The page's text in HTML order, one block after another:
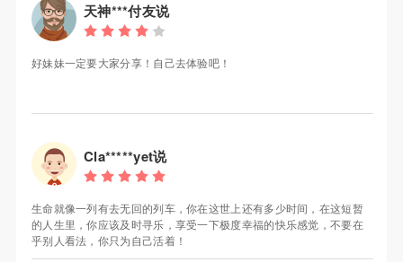
天神***付友说
好妹妹一定要大家分享！自己去体验吧！
Cla*****yet说
生命就像一列有去无回的列车，你在这世上还有多少时间，在这短暂
的人生里，你应该及时寻乐，享受一下极度幸福的快乐感觉，不要在
乎别人看法，你只为自己活着！